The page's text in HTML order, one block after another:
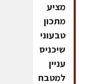
מציע
מתכון
טבעוני
שיכניס
עניין
למטבח